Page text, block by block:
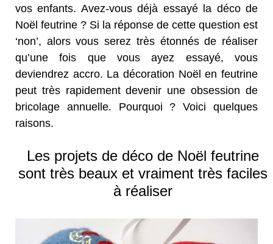
vos enfants. Avez-vous déjà essayé la déco de
Noël feutrine ? Si la réponse de cette question est
‘non’, alors vous serez très étonnés de réaliser
qu’une fois que vous ayez essayé, vous
deviendrez accro. La décoration Noël en feutrine
peut très rapidement devenir une obsession de
bricolage annuelle. Pourquoi ? Voici quelques
raisons.
Les projets de déco de Noël feutrine
sont très beaux et vraiment très faciles
à réaliser